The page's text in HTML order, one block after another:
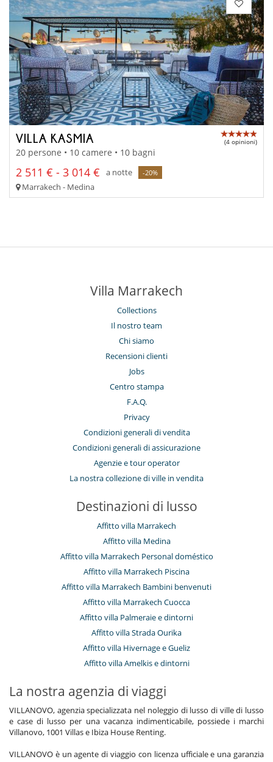
VILLA KASMIA (4 opinioni)
20 persone • 10 camere • 10 bagni
2 511 € - 3 014 € a notte -20%
Marrakech - Medina
Villa Marrakech
Collections
Il nostro team
Chi siamo
Recensioni clienti
Jobs
Centro stampa
F.A.Q.
Privacy
Condizioni generali di vendita
Condizioni generali di assicurazione
Agenzie e tour operator
La nostra collezione di ville in vendita
Destinazioni di lusso
Affitto villa Marrakech
Affitto villa Medina
Affitto villa Marrakech Personal doméstico
Affitto villa Marrakech Piscina
Affitto villa Marrakech Bambini benvenuti
Affitto villa Marrakech Cuocca
Affitto villa Palmeraie e dintorni
Affitto villa Strada Ourika
Affitto villa Hivernage e Gueliz
Affitto villa Amelkis e dintorni
La nostra agenzia di viaggi
VILLANOVO, agenzia specializzata nel noleggio di lusso di ville di lusso
e case di lusso per una vacanza indimenticabile, possiede i marchi
Villanovo, 1001 Villas e Ibiza House Renting.
VILLANOVO è un agente di viaggio con licenza ufficiale e una garanzia